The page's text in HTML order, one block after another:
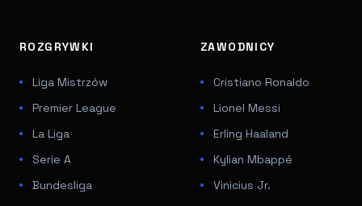
ROZGRYWKI
Liga Mistrzów
Premier League
La Liga
Serie A
Bundesliga
ZAWODNICY
Cristiano Ronaldo
Lionel Messi
Erling Haaland
Kylian Mbappé
Vinicius Jr.